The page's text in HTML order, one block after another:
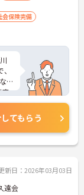
会保険完備
度
ー
方
等
対
てもらう
新日：2026年03月03日
遠会